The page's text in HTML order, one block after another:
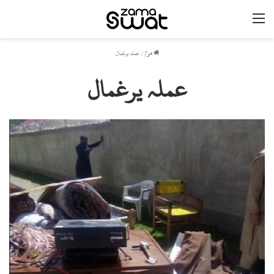
ھوم / عملہ یرغمال
عملہ یرغمال